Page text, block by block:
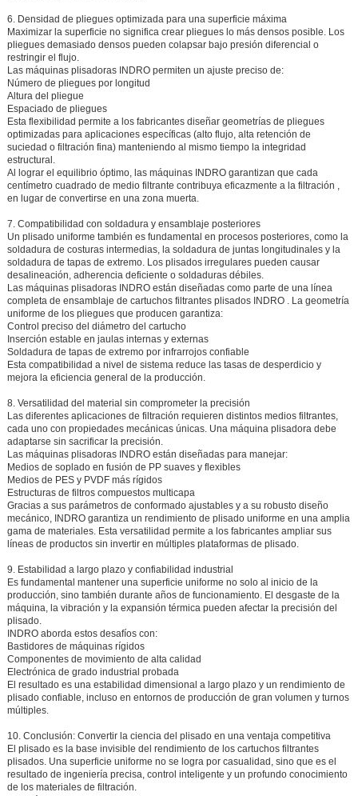
6. Densidad de pliegues optimizada para una superficie máxima
Maximizar la superficie no significa crear pliegues lo más densos posible. Los
pliegues demasiado densos pueden colapsar bajo presión diferencial o
restringir el flujo.
Las máquinas plisadoras INDRO permiten un ajuste preciso de:
Número de pliegues por longitud
Altura del pliegue
Espaciado de pliegues
Esta flexibilidad permite a los fabricantes diseñar geometrías de pliegues
optimizadas para aplicaciones específicas (alto flujo, alta retención de
suciedad o filtración fina) manteniendo al mismo tiempo la integridad
estructural.
Al lograr el equilibrio óptimo, las máquinas INDRO garantizan que cada
centímetro cuadrado de medio filtrante contribuya eficazmente a la filtración
en lugar de convertirse en una zona muerta.
7. Compatibilidad con soldadura y ensamblaje posteriores
Un plisado uniforme también es fundamental en procesos posteriores, como la
soldadura de costuras intermedias, la soldadura de juntas longitudinales y la
soldadura de tapas de extremo. Los plisados irregulares pueden causar
desalineación, adherencia deficiente o soldaduras débiles.
Las máquinas plisadoras INDRO están diseñadas como parte de una línea
completa de ensamblaje de cartuchos filtrantes plisados INDRO. La geometría
uniforme de los pliegues que producen garantiza:
Control preciso del diámetro del cartucho
Inserción estable en jaulas internas y externas
Soldadura de tapas de extremo por infrarrojos confiable
Esta compatibilidad a nivel de sistema reduce las tasas de desperdicio y
mejora la eficiencia general de la producción.
8. Versatilidad del material sin comprometer la precisión
Las diferentes aplicaciones de filtración requieren distintos medios filtrantes,
cada uno con propiedades mecánicas únicas. Una máquina plisadora debe
adaptarse sin sacrificar la precisión.
Las máquinas plisadoras INDRO están diseñadas para manejar:
Medios de soplado en fusión de PP suaves y flexibles
Medios de PES y PVDF más rígidos
Estructuras de filtros compuestos multicapa
Gracias a sus parámetros de conformado ajustables y a su robusto diseño
mecánico, INDRO garantiza un rendimiento de plisado uniforme en una amplia
gama de materiales. Esta versatilidad permite a los fabricantes ampliar sus
líneas de productos sin invertir en múltiples plataformas de plisado.
9. Estabilidad a largo plazo y confiabilidad industrial
Es fundamental mantener una superficie uniforme no solo al inicio de la
producción, sino también durante años de funcionamiento. El desgaste de la
máquina, la vibración y la expansión térmica pueden afectar la precisión del
plisado.
INDRO aborda estos desafíos con:
Bastidores de máquinas rígidos
Componentes de movimiento de alta calidad
Electrónica de grado industrial probada
El resultado es una estabilidad dimensional a largo plazo y un rendimiento de
plisado confiable, incluso en entornos de producción de gran volumen y turnos
múltiples.
10. Conclusión: Convertir la ciencia del plisado en una ventaja competitiva
El plisado es la base invisible del rendimiento de los cartuchos filtrantes
plisados. Una superficie uniforme no se logra por casualidad, sino que es el
resultado de ingeniería precisa, control inteligente y un profundo conocimiento
de los materiales de filtración.